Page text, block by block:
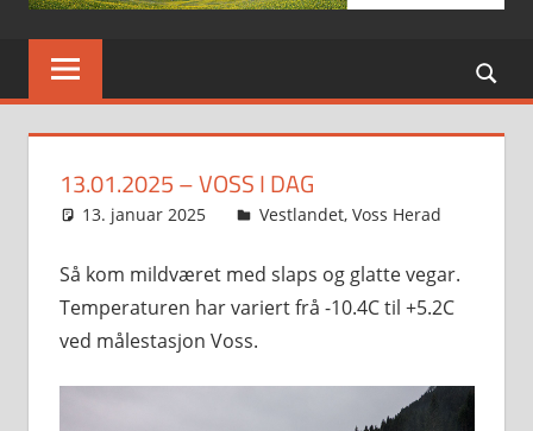
13.01.2025 – VOSS I DAG
13. januar 2025 Svein
Vestlandet, Voss Herad
Så kom mildværet med slaps og glatte vegar.
Temperaturen har variert frå -10.4C til +5.2C
ved målestasjon Voss.